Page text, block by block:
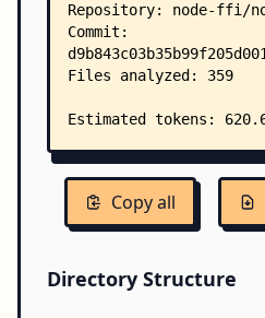
Copy all
Directory Structure